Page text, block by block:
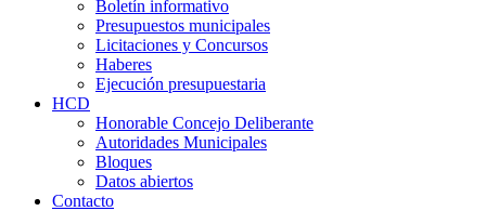
Boletín informativo
Presupuestos municipales
Licitaciones y Concursos
Haberes
Ejecución presupuestaria
HCD
Honorable Concejo Deliberante
Autoridades Municipales
Bloques
Datos abiertos
Contacto